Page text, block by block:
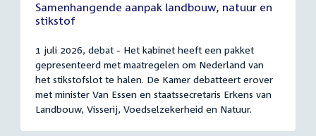
Samenhangende aanpak landbouw, natuur en
stikstof
1 juli 2026, debat - Het kabinet heeft een pakket
gepresenteerd met maatregelen om Nederland van
het stikstofslot te halen. De Kamer debatteert erover
met minister Van Essen en staatssecretaris Erkens van
Landbouw, Visserij, Voedselzekerheid en Natuur.